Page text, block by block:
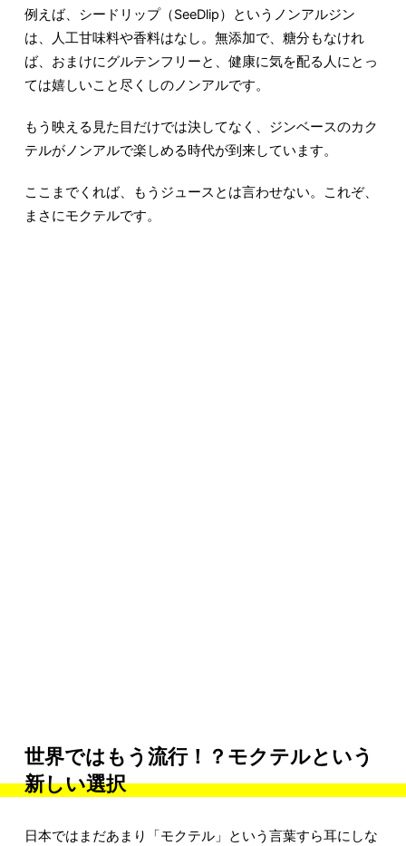
例えば、シードリップ（SeeDlip）というノンアルジン
は、人工甘味料や香料はなし。無添加で、糖分もなけれ
ば、おまけにグルテンフリーと、健康に気を配る人にとっ
ては嬉しいこと尽くしのノンアルです。
もう映える見た目だけでは決してなく、ジンベースのカク
テルがノンアルで楽しめる時代が到来しています。
ここまでくれば、もうジュースとは言わせない。これぞ、
まさにモクテルです。
世界ではもう流行！？モクテルという
新しい選択
日本ではまだあまり「モクテル」という言葉すら耳にしな